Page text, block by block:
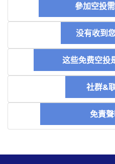
參加空投
没有收到
这些免费空
社群&
免